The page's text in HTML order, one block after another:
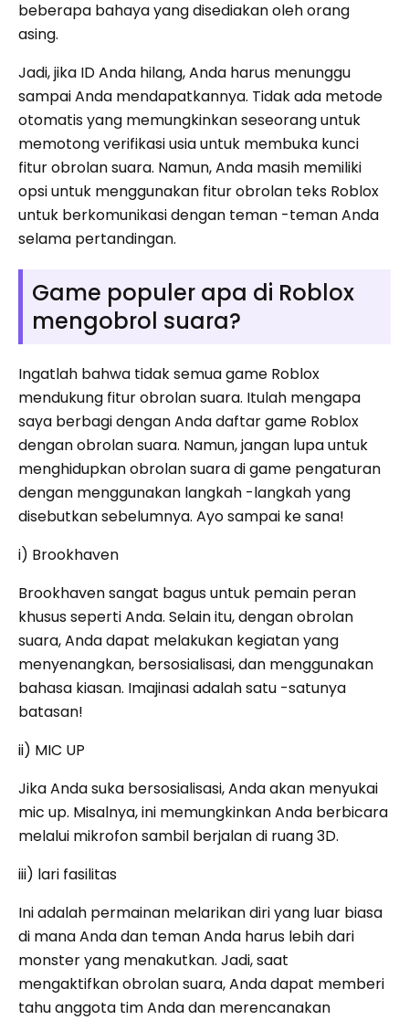
beberapa bahaya yang disediakan oleh orang
asing.
Jadi, jika ID Anda hilang, Anda harus menunggu
sampai Anda mendapatkannya. Tidak ada metode
otomatis yang memungkinkan seseorang untuk
memotong verifikasi usia untuk membuka kunci
fitur obrolan suara. Namun, Anda masih memiliki
opsi untuk menggunakan fitur obrolan teks Roblox
untuk berkomunikasi dengan teman -teman Anda
selama pertandingan.
Game populer apa di Roblox
mengobrol suara?
Ingatlah bahwa tidak semua game Roblox
mendukung fitur obrolan suara. Itulah mengapa
saya berbagi dengan Anda daftar game Roblox
dengan obrolan suara. Namun, jangan lupa untuk
menghidupkan obrolan suara di game pengaturan
dengan menggunakan langkah -langkah yang
disebutkan sebelumnya. Ayo sampai ke sana!
i) Brookhaven
Brookhaven sangat bagus untuk pemain peran
khusus seperti Anda. Selain itu, dengan obrolan
suara, Anda dapat melakukan kegiatan yang
menyenangkan, bersosialisasi, dan menggunakan
bahasa kiasan. Imajinasi adalah satu -satunya
batasan!
ii) MIC UP
Jika Anda suka bersosialisasi, Anda akan menyukai
mic up. Misalnya, ini memungkinkan Anda berbicara
melalui mikrofon sambil berjalan di ruang 3D.
iii) lari fasilitas
Ini adalah permainan melarikan diri yang luar biasa
di mana Anda dan teman Anda harus lebih dari
monster yang menakutkan. Jadi, saat
mengaktifkan obrolan suara, Anda dapat memberi
tahu anggota tim Anda dan merencanakan